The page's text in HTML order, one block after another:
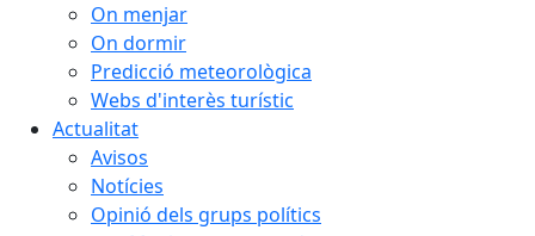
On menjar
On dormir
Predicció meteorològica
Webs d'interès turístic
Actualitat
Avisos
Notícies
Opinió dels grups polítics